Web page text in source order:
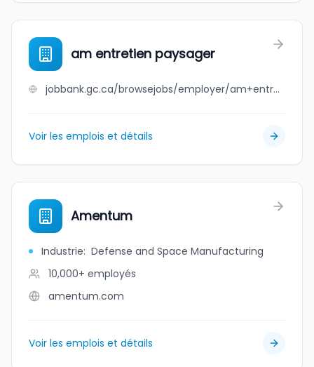
am entretien paysager
jobbank.gc.ca/browsejobs/employer/am+entretien+paysager/ca
Voir les emplois et détails
Amentum
Industrie: Defense and Space Manufacturing
10,000+ employés
amentum.com
Voir les emplois et détails